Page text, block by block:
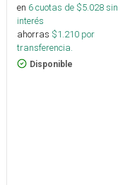
en 6cuotas de $5.028sin
interés
ahorras $1.210 por
transferencia.
Disponible